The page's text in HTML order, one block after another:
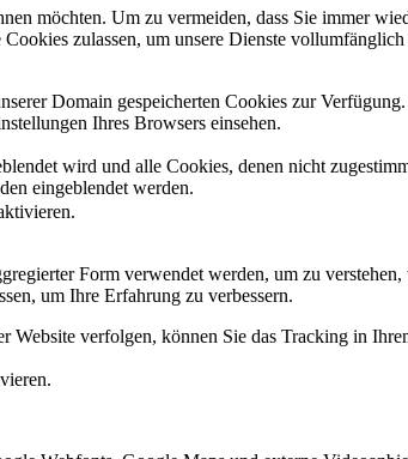
möchten. Um zu vermeiden, dass Sie immer
zulassen, um unsere Dienste
Domain gespeicherten Cookies zur
Ihres Browsers einsehen.
wird und alle Cookies, denen nicht
eingeblendet werden.
Form verwendet werden, um zu
um Ihre Erfahrung zu verbessern.
Website verfolgen, können Sie das Tracking in